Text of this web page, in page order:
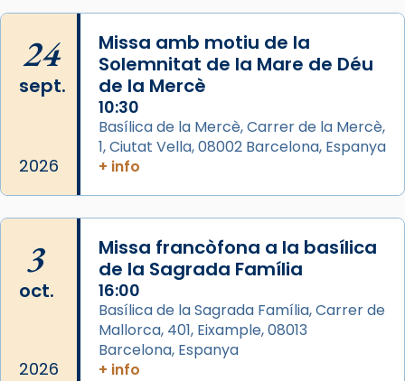
Arquebisbat de Barcelona
2 weeks ago
Memòria de les santes Juliana i
Semproniana, verges i màrtirs.
Acompanyant la història de sant Cugat, a
partir de l’Edat Mitjana sorgeix la tradició
que les santes Juliana (“relatiu a Júlia”) i
Semproniana (“relatiu a Semprònia =
eterna”) són deixebles seves. I l’any 1667, el
frare Joan Gaspar Roig, afirma en una obra
que les santes són filles de l’antiga Iluro.
Mataró en reivindicarà les relíq
Foto
24
sept.
2026
Missa amb motiu de la
Solemnitat de la Mare de Déu
de la Mercè
10:30
Basílica de la Mercè, Carrer de la Mercè,
1, Ciutat Vella, 08002 Barcelona, Espanya
+ info
3
oct.
2026
Missa francòfona a la basílica
de la Sagrada Família
16:00
Basílica de la Sagrada Família, Carrer de
Mallorca, 401, Eixample, 08013
Barcelona, Espanya
+ info